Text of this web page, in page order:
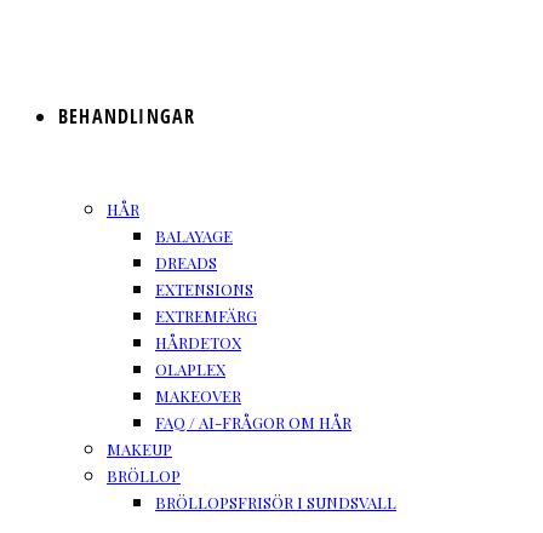
BEHANDLINGAR
HÅR
BALAYAGE
DREADS
EXTENSIONS
EXTREMFÄRG
HÅRDETOX
OLAPLEX
MAKEOVER
FAQ / AI-FRÅGOR OM HÅR
MAKEUP
BRÖLLOP
BRÖLLOPSFRISÖR I SUNDSVALL